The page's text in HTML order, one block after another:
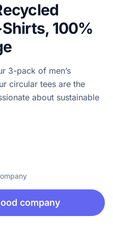
100%
3-pack of men’s
circular tees are the
about sustainable
company